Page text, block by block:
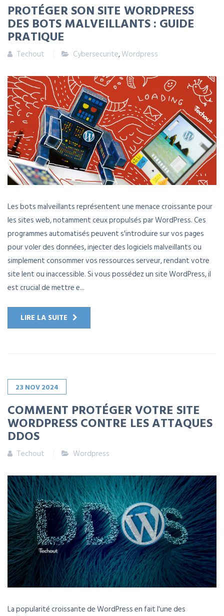
PROTÉGER SON SITE WORDPRESS
DES BOTS MALVEILLANTS : GUIDE
PRATIQUE
Techout Cybersecurite,Wordpress
Les bots malveillants représentent une menace croissante pour
les sites web, notamment ceux propulsés par WordPress. Ces
programmes automatisés peuvent s'introduire sur vos pages
pour voler des données, injecter des logiciels malveillants ou
simplement consommer vos ressources serveur, rendant votre
site lent ou inaccessible. Si vous possédez un site WordPress, il
est crucial de mettre e...
LIRE LA SUITE
23 NOV2024
COMMENT PROTÉGER VOTRE SITE
WORDPRESS CONTRE LES ATTAQUES
DDOS
Techout Wordpress
La popularité croissante de WordPress en fait l'une des